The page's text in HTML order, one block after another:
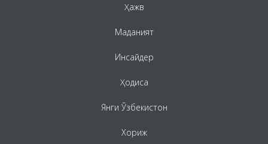
Ҳажв
Маданият
Инсайдер
Ҳодиса
Янги Ўзбекистон
Хориж